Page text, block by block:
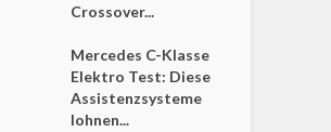
Crossover...
Mercedes C-Klasse
Elektro Test: Diese
Assistenzsysteme
lohnen...